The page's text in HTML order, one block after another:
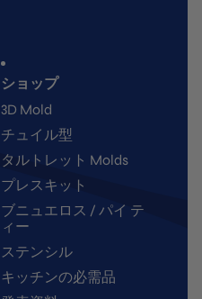
ショップ
3D Mold
チュイル型
タルトレット Molds
プレスキット
ブニュエロス / パイ テ
ィー
ステンシル
キッチンの必需品